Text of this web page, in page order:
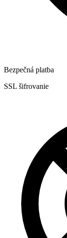
Bezpečná platba
SSL šifrovanie